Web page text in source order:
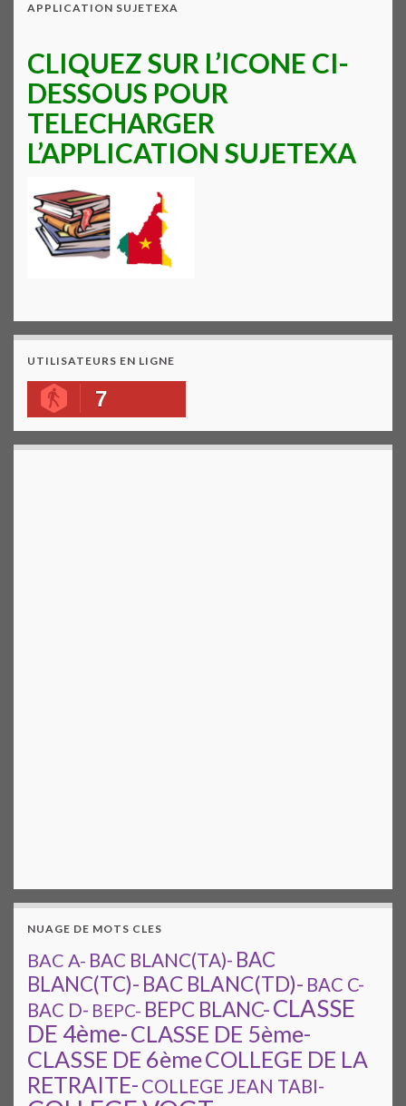
APPLICATION SUJETEXA
CLIQUEZ SUR L’ICONE CI-
DESSOUS POUR
TELECHARGER
L’APPLICATION SUJETEXA
UTILISATEURS EN LIGNE
7
NUAGE DE MOTS CLES
BAC A- BAC BLANC(TA)- BAC
BLANC(TC)- BAC BLANC(TD)- BAC C-
BAC D- BEPC- BEPC BLANC-CLASSE
DE 4ème-CLASSE DE 5ème-
CLASSE DE 6èmeCOLLEGE DE LA
RETRAITE- COLLEGE JEAN TABI-